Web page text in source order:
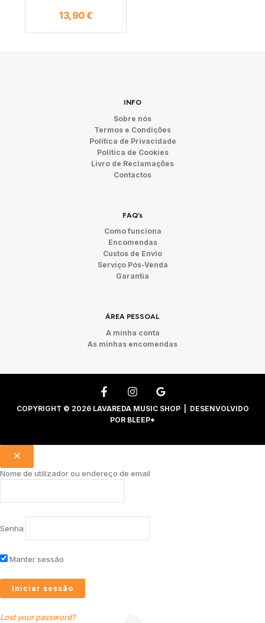
13,90€
INFO
Sobre nós
Termos e Condições
Política de Privacidade
Política de Cookies
Livro de Reclamações
Contactos
FAQ’s
Como funciona
Encomendas
Custos de Envio
Serviço Pós-Venda
Garantia
ÁREA PESSOAL
A minha conta
As minhas encomendas
COPYRIGHT © 2026 LAVAREDA MUSIC SHOP | DESENVOLVIDO
POR BLEEP*
Nome de utilizador ou endereço de email
Senha
Manter sessão
Lost your password?